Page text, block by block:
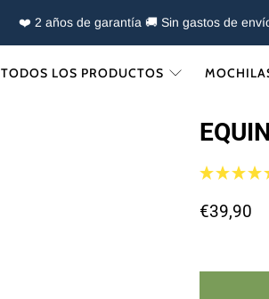
❤️ 2 años de garantía 🚚 Sin gastos de
TODOS LOS PRODUCTOS
€39,90